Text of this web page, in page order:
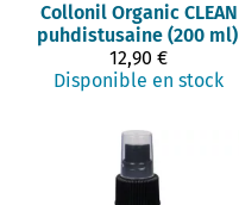
Collonil Organic CLEAN
puhdistusaine (200 ml)
12,90 €
Disponible en stock